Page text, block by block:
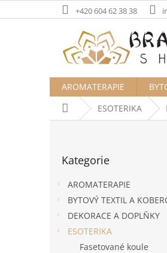
na
+420 604 62 38 38
AROMATERAPIE
Domů ESOTERIKA
kategorie
Kategorie
AROMATERAPIE
BYTOVÝ TEXTIL A
DEKORACE A DOPLŇKY
ESOTERIKA
Fasetované koule